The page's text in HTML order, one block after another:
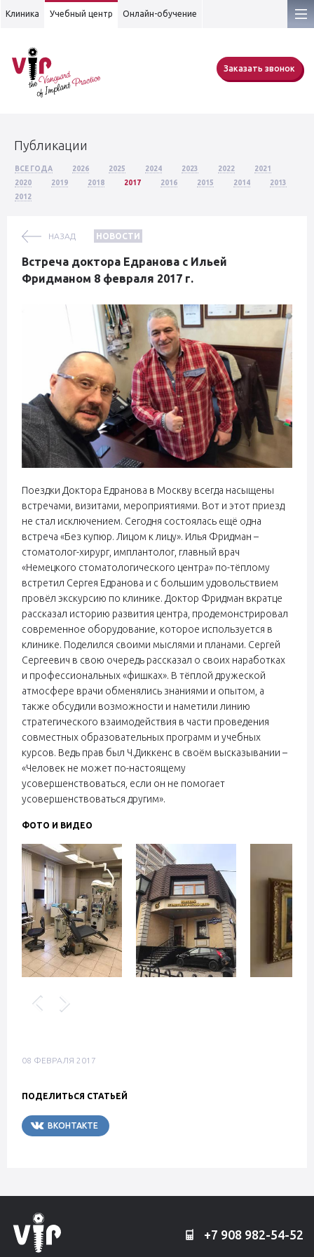
Клиника Учебный центр Онлайн-обучение
Заказать звонок
Публикации
ВСЕ ГОДА 2026 2025 2024 2023 2022
2021
2020
2019 2018 2017 2016 2015 2014
2013
2012
НАЗАД НОВОСТИ
Встреча доктора Едранова с Ильей
Фридманом 8 февраля 2017 г.
Поездки Доктора Едранова в Москву всегда насыщены
встречами, визитами, мероприятиями. Вот и этот приезд
не стал исключением. Сегодня состоялась ещё одна
встреча «Без купюр. Лицом к лицу». Илья Фридман –
стоматолог-хирург, имплантолог, главный врач
«Немецкого стоматологического центра» по-тёплому
встретил Сергея Едранова и с большим удовольствием
провёл экскурсию по клинике. Доктор Фридман вкратце
рассказал историю развития центра, продемонстрировал
современное оборудование, которое используется в
клинике. Поделился своими мыслями и планами. Сергей
Сергеевич в свою очередь рассказал о своих наработках
и профессиональных «фишках». В тёплой дружеской
атмосфере врачи обменялись знаниями и опытом, а
также обсудили возможности и наметили линию
стратегического взаимодействия в части проведения
совместных образовательных программ и учебных
курсов. Ведь прав был Ч.Диккенс в своём высказывании –
«Человек не может по-настоящему
усовершенствоваться, если он не помогает
усовершенствоваться другим».
ФОТО И ВИДЕО
08 ФЕВРАЛЯ 2017
ПОДЕЛИТЬСЯ СТАТЬЕЙ
ВКОНТАКТЕ
+7 908 982-54-52